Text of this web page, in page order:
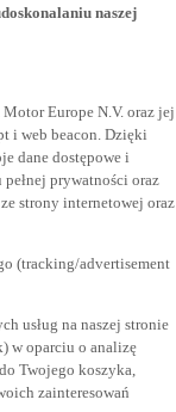
naszej
Europe N.V. oraz jej
i web beacon. Dzięki
dane dostępowe i
prywatności oraz
strony internetowej oraz
(tracking/advertisement
usług na naszej stronie
w oparciu o analizę
Twojego koszyka,
zainteresowań